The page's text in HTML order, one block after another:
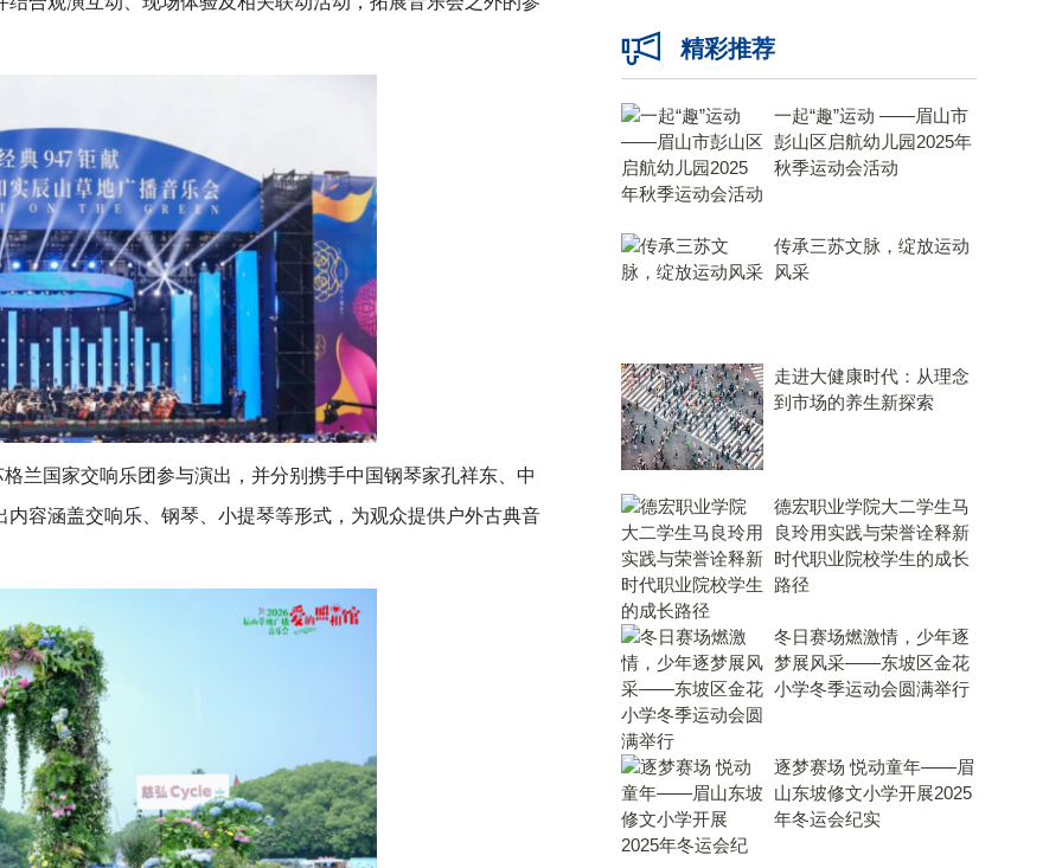
兰国家交响乐团参与演出，并分别携手中国钢琴家孔祥东、中
容涵盖交响乐、钢琴、小提琴等形式，为观众提供户外古典音
精彩推荐
一起“趣”运动 ——眉山市
彭山区启航幼儿园2025年
秋季运动会活动
传承三苏文脉，绽放运动
风采
走进大健康时代：从理念
到市场的养生新探索
德宏职业学院大二学生马
良玲用实践与荣誉诠释新
时代职业院校学生的成长
路径
冬日赛场燃激情，少年逐
梦展风采——东坡区金花
小学冬季运动会圆满举行
逐梦赛场 悦动童年——眉
山东坡修文小学开展2025
年冬运会纪实